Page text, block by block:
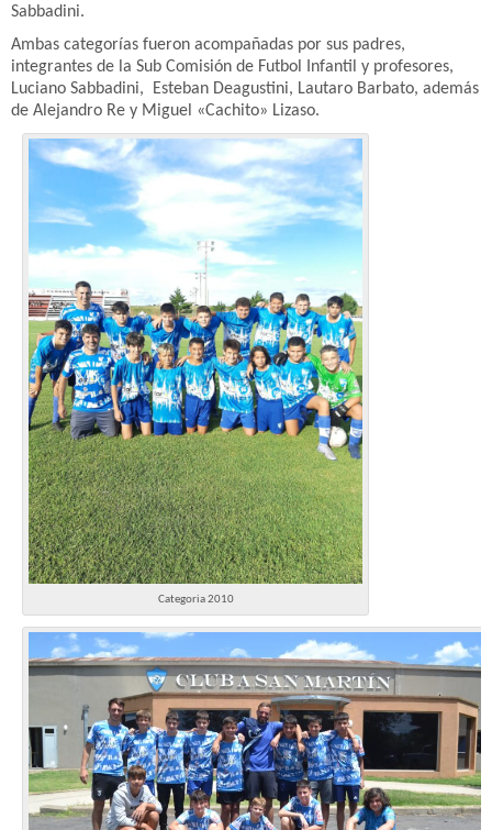
Sabbadini.
Ambas categorías fueron acompañadas por sus padres,
integrantes de la Sub Comisión de Futbol Infantil y profesores,
Luciano Sabbadini, Esteban Deagustini, Lautaro Barbato, además
de Alejandro Re y Miguel «Cachito» Lizaso.
Categoria 2010